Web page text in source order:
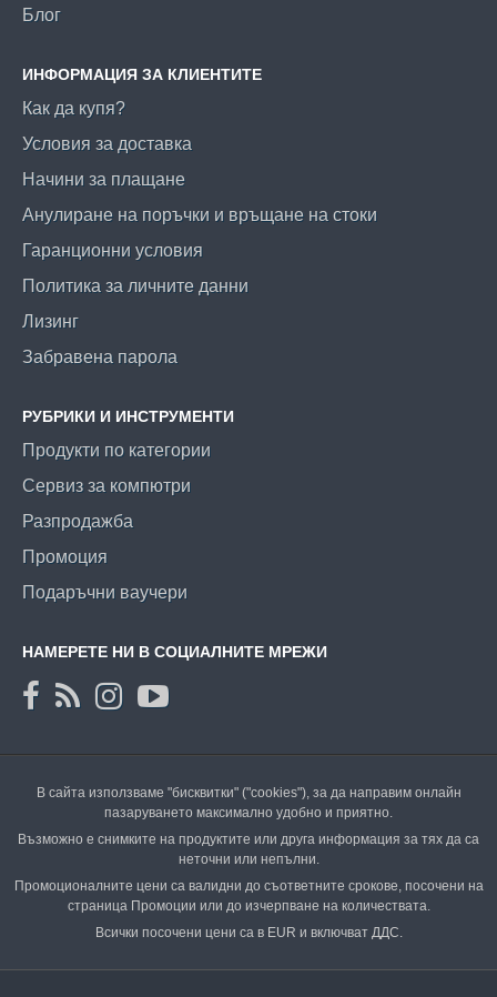
Блог
ИНФОРМАЦИЯ ЗА КЛИЕНТИТЕ
Как да купя?
Условия за доставка
Начини за плащане
Анулиране на поръчки и връщане на стоки
Гаранционни условия
Политика за личните данни
Лизинг
Забравена парола
РУБРИКИ И ИНСТРУМЕНТИ
Продукти по категории
Сервиз за компютри
Разпродажба
Промоция
Подаръчни ваучери
НАМЕРЕТЕ НИ В СОЦИАЛНИТЕ МРЕЖИ
В сайта използваме "бисквитки" ("cookies"), за да направим онлайн
пазаруването максимално удобно и приятно.
Възможно е снимките на продуктите или друга информация за тях да са
неточни или непълни.
Промоционалните цени са валидни до съответните срокове, посочени на
страница Промоции или до изчерпване на количествата.
Всички посочени цени са в EUR и включват ДДС.